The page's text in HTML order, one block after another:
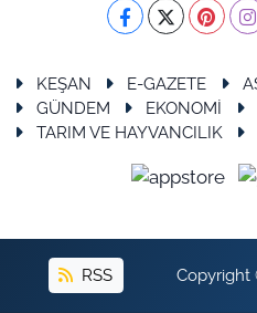
KEŞAN E-GAZETE
GÜNDEM
EKONOMİ
TARIM VE HAYVANCILIK
RSS Copyright